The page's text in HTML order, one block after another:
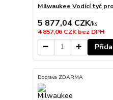
Milwaukee Vodící tyč
5 877,04 CZK/ks
4 857,06 CZKbez DPH
Doprava ZDARMA